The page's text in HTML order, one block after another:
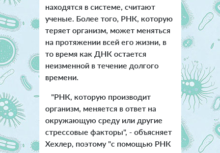
находятся в системе, считают
ученые. Более того, РНК, которую
теряет организм, может меняться
на протяжении всей его жизни, в
то время как ДНК остается
неизменной в течение долгого
времени.
"РНК, которую производит
организм, меняется в ответ на
окружающую среду или другие
стрессовые факторы", - объясняет
Хехлер, поэтому "с помощью РНК